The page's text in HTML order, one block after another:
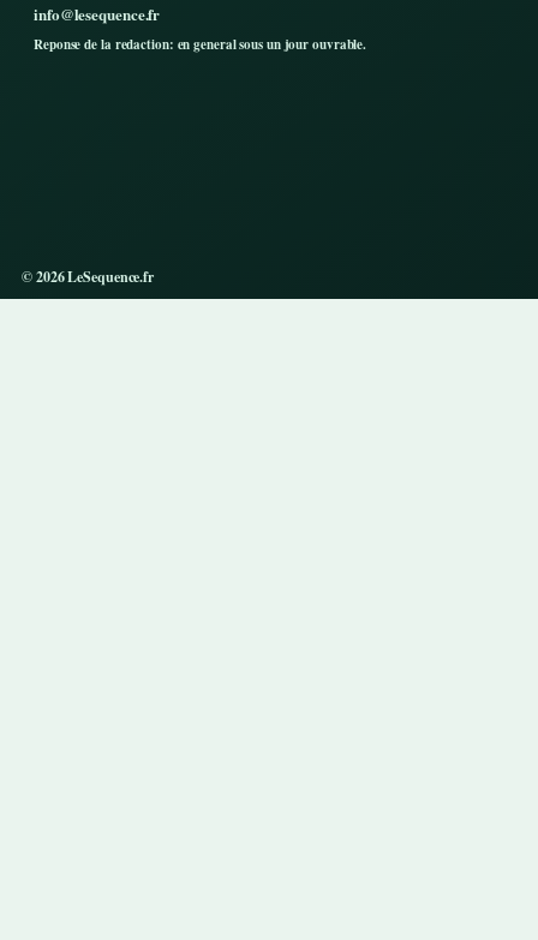
info@lesequence.fr
Reponse de la redaction: en general sous un jour ouvrable.
© 2026 LeSequence.fr